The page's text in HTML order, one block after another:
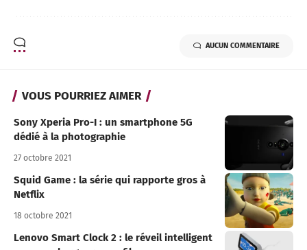
AUCUN COMMENTAIRE
VOUS POURRIEZ AIMER
Sony Xperia Pro-I : un smartphone 5G
dédié à la photographie
27 octobre 2021
Squid Game : la série qui rapporte gros à
Netflix
18 octobre 2021
Lenovo Smart Clock 2 : le réveil intelligent